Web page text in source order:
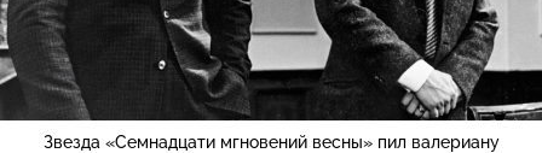
Звезда «Семнадцати мгновений весны» пил валериану